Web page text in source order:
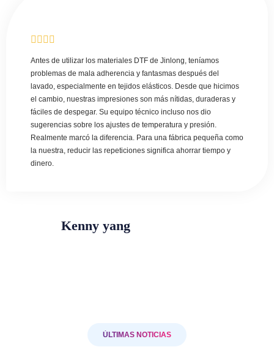
Antes de utilizar los materiales DTF de Jinlong, teníamos
problemas de mala adherencia y fantasmas después del
lavado, especialmente en tejidos elásticos. Desde que hicimos
el cambio, nuestras impresiones son más nítidas, duraderas y
fáciles de despegar. Su equipo técnico incluso nos dio
sugerencias sobre los ajustes de temperatura y presión.
Realmente marcó la diferencia. Para una fábrica pequeña como
la nuestra, reducir las repeticiones significa ahorrar tiempo y
dinero.
Kenny yang
ÚLTIMAS NOTICIAS